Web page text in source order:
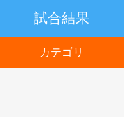
試合結果
カテゴリ